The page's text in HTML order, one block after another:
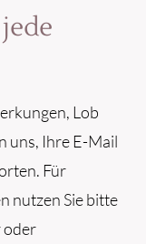
Lob
uns, Ihre E-Mail
Für
nutzen Sie bitte
oder